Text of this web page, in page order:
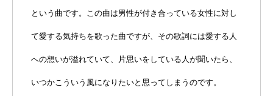
という曲です。この曲は男性が付き合っている女性に対し
て愛する気持ちを歌った曲ですが、その歌詞には愛する人
への想いが溢れていて、片思いをしている人が聞いたら、
いつかこういう風になりたいと思ってしまうのです。